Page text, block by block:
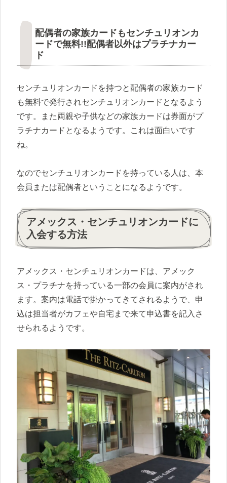
配偶者の家族カードもセンチュリオンカ
ードで無料!!配偶者以外はプラチナカー
ド
センチュリオンカードを持つと配偶者の家族カード
も無料で発行されセンチュリオンカードとなるよう
です。また両親や子供などの家族カードは券面がプ
ラチナカードとなるようです。これは面白いです
ね。
なのでセンチュリオンカードを持っている人は、本
会員または配偶者ということになるようです。
アメックス・センチュリオンカードに
入会する方法
アメックス・センチュリオンカードは、アメック
ス・プラチナを持っている一部の会員に案内がされ
ます。案内は電話で掛かってきてされるようで、申
込は担当者がカフェや自宅まで来て申込書を記入さ
せられるようです。